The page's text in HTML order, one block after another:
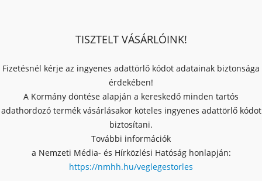
TISZTELT VÁSÁRLÓINK!
Fizetésnél kérje az ingyenes adattörlő kódot adatainak biztonsága
érdekében!
A Kormány döntése alapján a kereskedő minden tartós
adathordozó termék vásárlásakor köteles ingyenes adattörlő kódot
biztosítani.
További információk
a Nemzeti Média- és Hírközlési Hatóság honlapján:
https://nmhh.hu/veglegestorles